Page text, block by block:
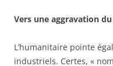
Vers une aggravation
L’humanitaire pointe
industriels. Certes, «